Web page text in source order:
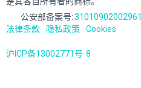
公安部备案号:31010902002961
法律条款
隐私政策 Cookies
沪ICP备13002771号-8